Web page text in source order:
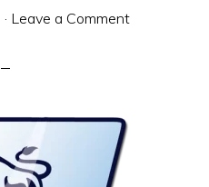
· Leave a Comment